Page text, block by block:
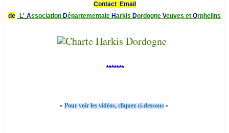
Contact Email
de
L' Association Départementale Harkis Dordogne Veuves et Orphelins
*******
- Pour voir les vidéos, cliquez ci-dessous -